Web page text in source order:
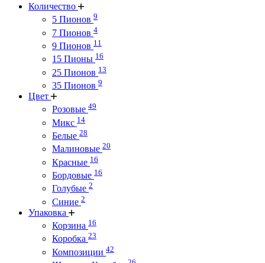
Количество
5 Пионов 9
7 Пионов 4
9 Пионов 11
15 Пионы 16
25 Пионов 13
35 Пионов 9
Цвет
Розовые 49
Микс 14
Белые 28
Малиновые 20
Красные 16
Бордовые 16
Голубые 2
Синие 2
Упаковка
Корзина 16
Коробка 23
Композиции 42